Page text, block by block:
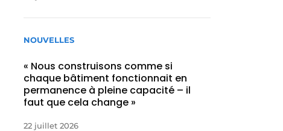
NOUVELLES
« Nous construisons comme si
chaque bâtiment fonctionnait en
permanence à pleine capacité – il
faut que cela change »
22 juillet 2026